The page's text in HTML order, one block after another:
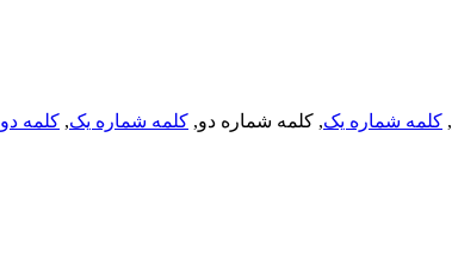
, کلمه شماره یک, کلمه شماره دو, کلمه شماره یک, کلمه دو